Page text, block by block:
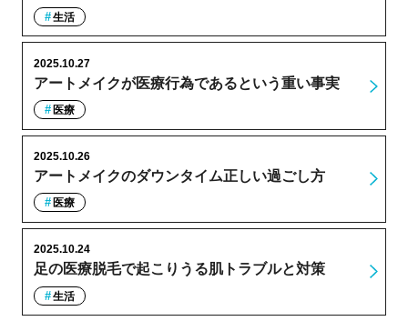
生活
アートメイクが医療行為であるという重い事実
2025.10.27
医療
アートメイクのダウンタイム正しい過ごし方
2025.10.26
医療
足の医療脱毛で起こりうる肌トラブルと対策
2025.10.24
生活